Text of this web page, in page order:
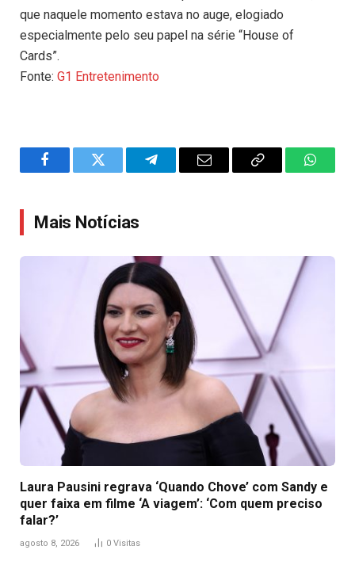
que naquele momento estava no auge, elogiado
especialmente pelo seu papel na série “House of
Cards”.
Fonte: G1 Entretenimento
FacebookTwitter TelegramEmail
Copy
Mais Notícias
Laura Pausini regrava ‘Quando Chove’ com Sandy e
quer faixa em filme ‘A viagem’: ‘Com quem preciso
falar?’
agosto 8, 2026 0 Visitas